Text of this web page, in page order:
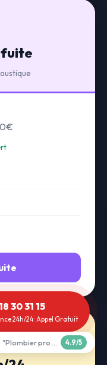
fuite
30 31 15
24h/24 · Appel Gratuit
"Débouchage WC en 30 min" 5.0/5